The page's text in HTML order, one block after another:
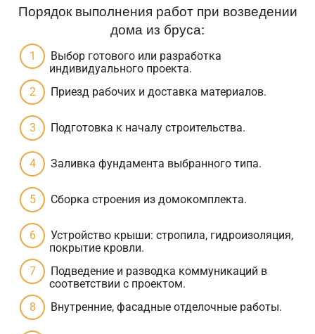
Порядок выполнения работ при возведении
дома из бруса:
Выбор готового или разработка
индивидуального проекта.
Приезд рабочих и доставка материалов.
Подготовка к началу строительства.
Заливка фундамента выбранного типа.
Сборка строения из домокомплекта.
Устройство крыши: стропила, гидроизоляция,
покрытие кровли.
Подведение и разводка коммуникаций в
соответствии с проектом.
Внутренние, фасадные отделочные работы.